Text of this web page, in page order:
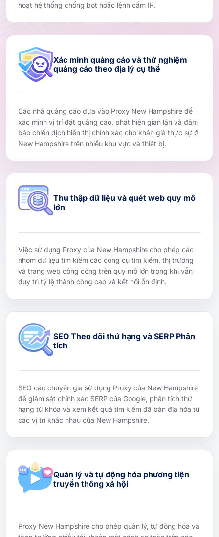
hoạt hệ thống chống bot hoặc lệnh cấm IP.
Xác minh quảng cáo và thử nghiệm
quảng cáo theo địa lý cụ thể
Các nhà quảng cáo dựa vào Proxy New Hampshire để
xác minh vị trí đặt quảng cáo, phát hiện gian lận và đảm
bảo chiến dịch hiển thị chính xác cho khán giả thực sự ở
New Hampshire trên nhiều khu vực và thiết bị.
Thu thập dữ liệu và quét web quy mô
lớn
Việc sử dụng Proxy của New Hampshire cho phép các
nhóm dữ liệu tìm kiếm các công cụ tìm kiếm, thị trường
và trang web công cộng trên quy mô lớn trong khi vẫn
duy trì tỷ lệ thành công cao và kết nối ổn định.
SEO Theo dõi thứ hạng và SERP Phân
tích
SEO các chuyên gia sử dụng Proxy của New Hampshire
để giám sát chính xác SERP của Google, phân tích thứ
hạng từ khóa và xem kết quả tìm kiếm đã bản địa hóa từ
các vị trí khác nhau của New Hampshire.
Quản lý và tự động hóa phương tiện
truyền thông xã hội
Proxy New Hampshire cho phép quản lý, tự động hóa và